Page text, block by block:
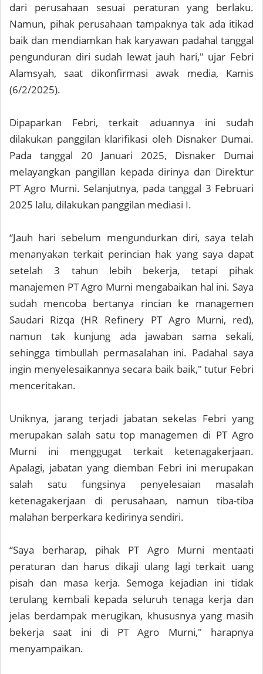
dari perusahaan sesuai peraturan yang berlaku.
Namun, pihak perusahaan tampaknya tak ada itikad
baik dan mendiamkan hak karyawan padahal tanggal
pengunduran diri sudah lewat jauh hari," ujar Febri
Alamsyah, saat dikonfirmasi awak media, Kamis
(6/2/2025).
Dipaparkan Febri, terkait aduannya ini sudah
dilakukan panggilan klarifikasi oleh Disnaker Dumai.
Pada tanggal 20 Januari 2025, Disnaker Dumai
melayangkan pangillan kepada dirinya dan Direktur
PT Agro Murni. Selanjutnya, pada tanggal 3 Februari
2025 lalu, dilakukan panggilan mediasi I.
“Jauh hari sebelum mengundurkan diri, saya telah
menanyakan terkait perincian hak yang saya dapat
setelah 3 tahun lebih bekerja, tetapi pihak
manajemen PT Agro Murni mengabaikan hal ini. Saya
sudah mencoba bertanya rincian ke managemen
Saudari Rizqa (HR Refinery PT Agro Murni, red),
namun tak kunjung ada jawaban sama sekali,
sehingga timbullah permasalahan ini. Padahal saya
ingin menyelesaikannya secara baik baik," tutur Febri
menceritakan.
Uniknya, jarang terjadi jabatan sekelas Febri yang
merupakan salah satu top managemen di PT Agro
Murni ini menggugat terkait ketenagakerjaan.
Apalagi, jabatan yang diemban Febri ini merupakan
salah satu fungsinya penyelesaian masalah
ketenagakerjaan di perusahaan, namun tiba-tiba
malahan berperkara kedirinya sendiri.
“Saya berharap, pihak PT Agro Murni mentaati
peraturan dan harus dikaji ulang lagi terkait uang
pisah dan masa kerja. Semoga kejadian ini tidak
terulang kembali kepada seluruh tenaga kerja dan
jelas berdampak merugikan, khususnya yang masih
bekerja saat ini di PT Agro Murni," harapnya
menyampaikan.